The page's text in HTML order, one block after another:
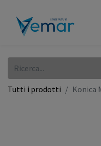
Tutti i prodotti Konica